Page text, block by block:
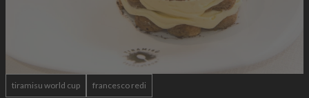
tiramisu world cup francesco redi